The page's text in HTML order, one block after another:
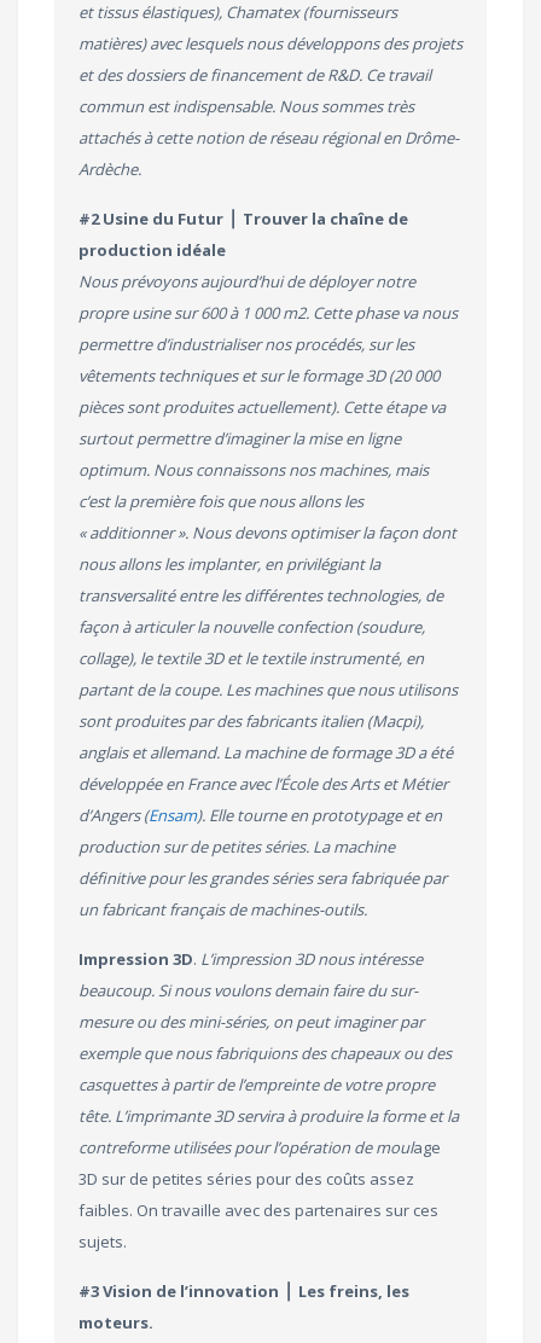
et tissus élastiques), Chamatex (fournisseurs
matières) avec lesquels nous développons des projets
et des dossiers de financement de R&D. Ce travail
commun est indispensable. Nous sommes très
attachés à cette notion de réseau régional en Drôme-
Ardèche.
#2 Usine du Futur ⎪ Trouver la chaîne de
production idéale
Nous prévoyons aujourd’hui de déployer notre
propre usine sur 600 à 1 000 m2. Cette phase va nous
permettre d’industrialiser nos procédés, sur les
vêtements techniques et sur le formage 3D (20 000
pièces sont produites actuellement). Cette étape va
surtout permettre d’imaginer la mise en ligne
optimum. Nous connaissons nos machines, mais
c’est la première fois que nous allons les
« additionner ». Nous devons optimiser la façon dont
nous allons les implanter, en privilégiant la
transversalité entre les différentes technologies, de
façon à articuler la nouvelle confection (soudure,
collage), le textile 3D et le textile instrumenté, en
partant de la coupe. Les machines que nous utilisons
sont produites par des fabricants italien (Macpi),
anglais et allemand. La machine de formage 3D a été
développée en France avec l’École des Arts et Métier
d’Angers (Ensam). Elle tourne en prototypage et en
production sur de petites séries. La machine
définitive pour les grandes séries sera fabriquée par
un fabricant français de machines-outils.
Impression 3D. L’impression 3D nous intéresse
beaucoup. Si nous voulons demain faire du sur-
mesure ou des mini-séries, on peut imaginer par
exemple que nous fabriquions des chapeaux ou des
casquettes à partir de l’empreinte de votre propre
tête. L’imprimante 3D servira à produire la forme et la
contreforme utilisées pour l’opération de moulage
3D sur de petites séries pour des coûts assez
faibles. On travaille avec des partenaires sur ces
sujets.
#3 Vision de l’innovation ⎪ Les freins, les
moteurs.